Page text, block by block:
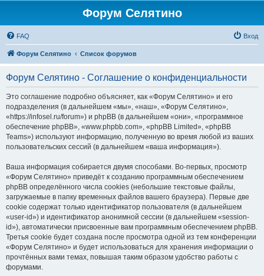
Форум Селятино
FAQ Вход
Форум Селятино Список форумов
Форум Селятино - Соглашение о конфиденциальности
Это соглашение подробно объясняет, как «Форум Селятино» и его
подразделения (в дальнейшем «мы», «наш», «Форум Селятино»,
«https://infosel.ru/forum») и phpBB (в дальнейшем «они», «программное
обеспечение phpBB», «www.phpbb.com», «phpBB Limited», «phpBB
Teams») используют информацию, полученную во время любой из ваших
пользовательских сессий (в дальнейшем «ваша информация»).
Ваша информация собирается двумя способами. Во-первых, просмотр
«Форум Селятино» приведёт к созданию программным обеспечением
phpBB определённого числа cookies (небольшие текстовые файлы,
загружаемые в папку временных файлов вашего браузера). Первые две
cookie содержат только идентификатор пользователя (в дальнейшем
«user-id») и идентификатор анонимной сессии (в дальнейшем «session-
id»), автоматически присвоенные вам программным обеспечением phpBB.
Третья cookie будет создана после просмотра одной из тем конференции
«Форум Селятино» и будет использоваться для хранения информации о
прочтённых вами темах, повышая таким образом удобство работы с
форумами.